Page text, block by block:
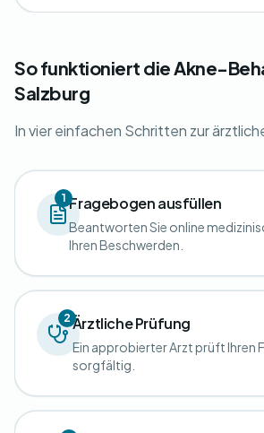
So funktioniert die Akne-
Salzburg
In vier einfachen Schritten zur
1 Fragebogen ausfüllen
Beantworten Sie online
Ihren Beschwerden.
2Ärztliche Prüfung
Ein approbierter Arzt prüft Ihren
sorgfältig.